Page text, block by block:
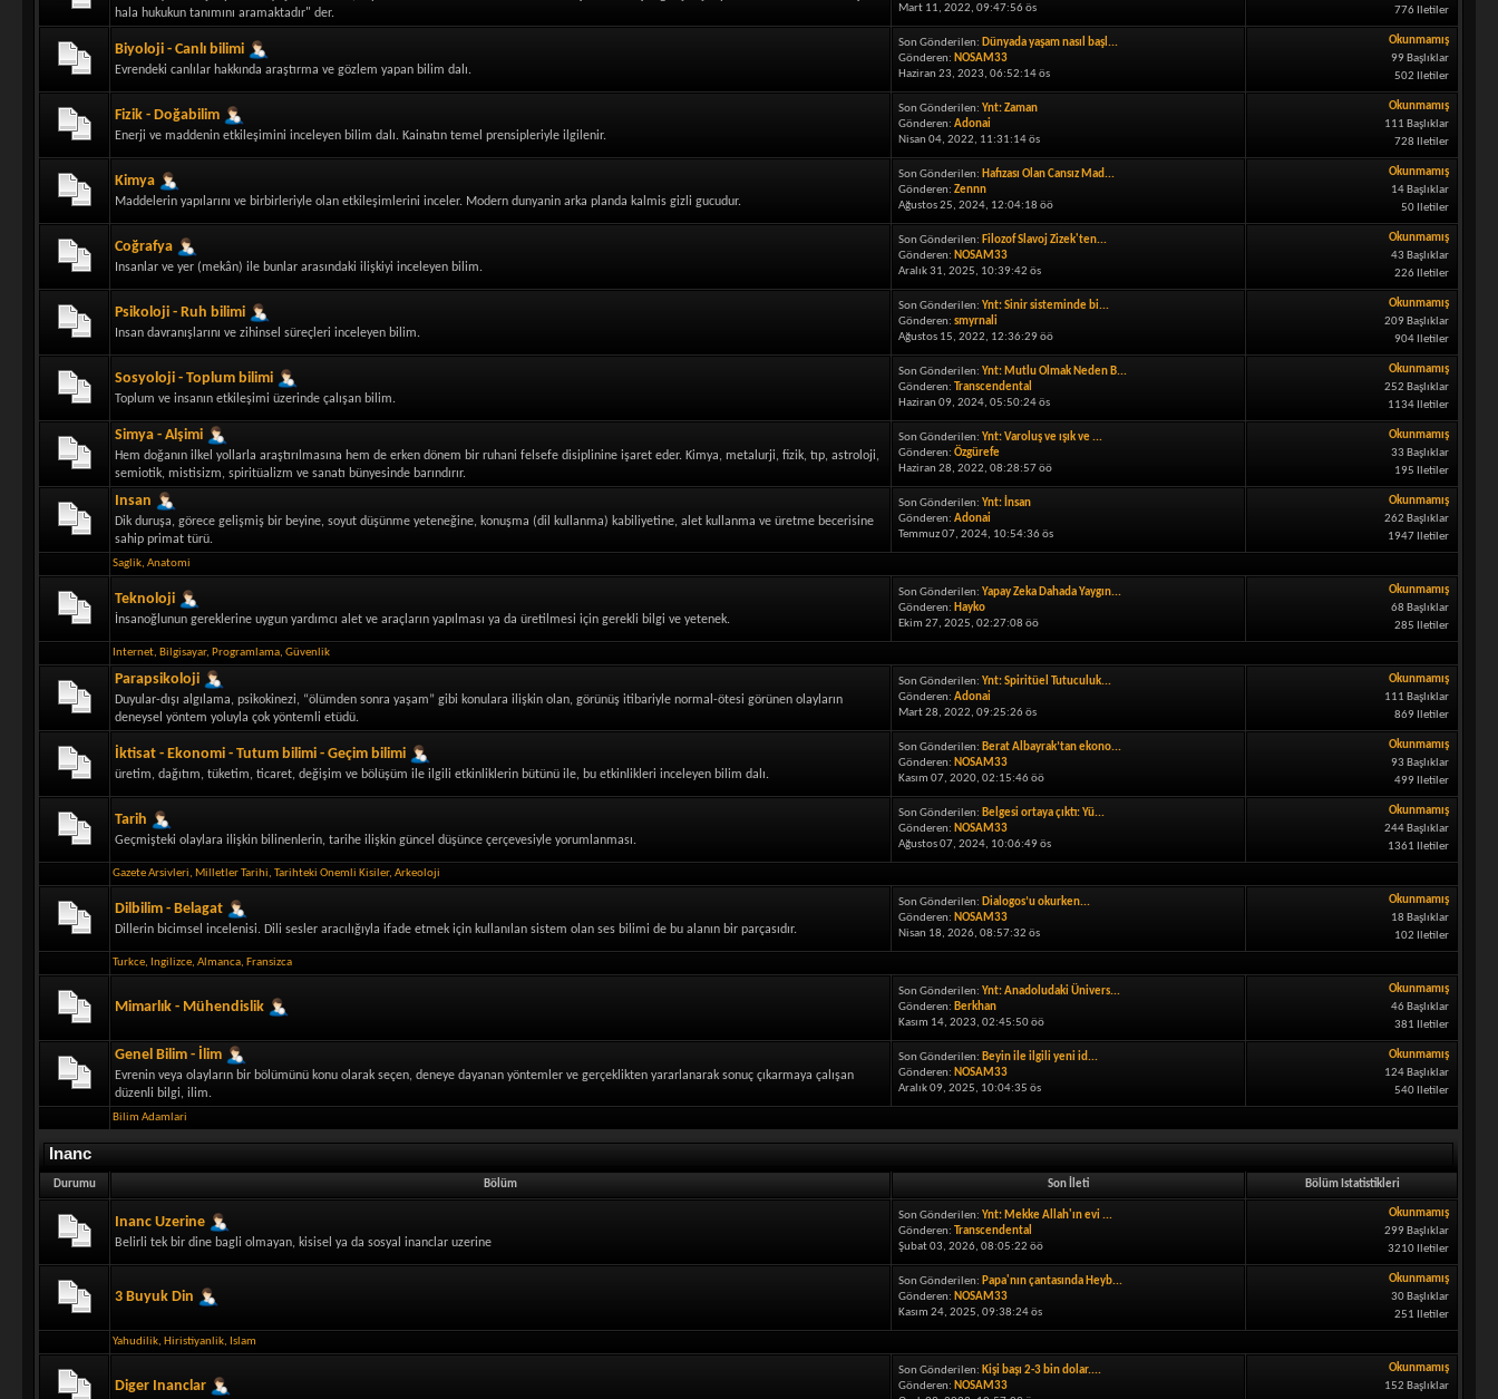
hala hukukun tanımını aramaktadır" der.
Mart 11, 2022, 09:47:56 ös
776 Iletiler
Biyoloji - Canlı bilimi
Evrendeki canlılar hakkında araştırma ve gözlem yapan bilim dalı.
Son Gönderilen: Dünyada yaşam nasıl başl...
Gönderen: NOSAM33
Haziran 23, 2023, 06:52:14 ös
Okunmamış
99 Başlıklar
502 Iletiler
Fizik - Doğabilim
Enerji ve maddenin etkileşimini inceleyen bilim dalı. Kainatın temel prensipleriyle ilgilenir.
Son Gönderilen: Ynt: Zaman
Gönderen: Adonai
Nisan 04, 2022, 11:31:14 ös
Okunmamış
111 Başlıklar
728 Iletiler
Kimya
Maddelerin yapılarını ve birbirleriyle olan etkileşimlerini inceler. Modern dunyanin arka planda kalmis gizli gucudur.
Son Gönderilen: Hafızası Olan Cansız Mad...
Gönderen: Zennn
Ağustos 25, 2024, 12:04:18 öö
Okunmamış
14 Başlıklar
50 Iletiler
Coğrafya
Insanlar ve yer (mekân) ile bunlar arasındaki ilişkiyi inceleyen bilim.
Son Gönderilen: Filozof Slavoj Zizek'ten...
Gönderen: NOSAM33
Aralık 31, 2025, 10:39:42 ös
Okunmamış
43 Başlıklar
226 Iletiler
Psikoloji - Ruh bilimi
Insan davranışlarını ve zihinsel süreçleri inceleyen bilim.
Son Gönderilen: Ynt: Sinir sisteminde bi...
Gönderen: smyrnali
Ağustos 15, 2022, 12:36:29 öö
Okunmamış
209 Başlıklar
904 Iletiler
Sosyoloji - Toplum bilimi
Toplum ve insanın etkileşimi üzerinde çalışan bilim.
Son Gönderilen: Ynt: Mutlu Olmak Neden B...
Gönderen: Transcendental
Haziran 09, 2024, 05:50:24 ös
Okunmamış
252 Başlıklar
1134 Iletiler
Simya - Alşimi
Hem doğanın ilkel yollarla araştırılmasına hem de erken dönem bir ruhani felsefe disiplinine işaret eder. Kimya, metalurji, fizik, tıp, astroloji,
semiotik, mistisizm, spiritüalizm ve sanatı bünyesinde barındırır.
Son Gönderilen: Ynt: Varoluş ve ışık ve ...
Gönderen: Özgürefe
Haziran 28, 2022, 08:28:57 öö
Okunmamış
33 Başlıklar
195 Iletiler
Insan
Dik duruşa, görece gelişmiş bir beyine, soyut düşünme yeteneğine, konuşma (dil kullanma) kabiliyetine, alet kullanma ve üretme becerisine
sahip primat türü.
Son Gönderilen: Ynt: İnsan
Gönderen: Adonai
Temmuz 07, 2024, 10:54:36 ös
Okunmamış
262 Başlıklar
1947 Iletiler
Saglik,Anatomi
Teknoloji
İnsanoğlunun gereklerine uygun yardımcı alet ve araçların yapılması ya da üretilmesi için gerekli bilgi ve yetenek.
Son Gönderilen: Yapay Zeka Dahada Yaygın...
Gönderen: Hayko
Ekim 27, 2025, 02:27:08 öö
Okunmamış
68 Başlıklar
285 Iletiler
Internet, Bilgisayar, Programlama,Güvenlik
Parapsikoloji
Duyular-dışı algılama, psikokinezi, “ölümden sonra yaşam” gibi konulara ilişkin olan, görünüş itibariyle normal-ötesi görünen olayların
deneysel yöntem yoluyla çok yöntemli etüdü.
Son Gönderilen: Ynt: Spiritüel Tutuculuk...
Gönderen: Adonai
Mart 28, 2022, 09:25:26 ös
Okunmamış
111 Başlıklar
869 Iletiler
İktisat - Ekonomi - Tutum bilimi - Geçim bilimi
üretim, dağıtım, tüketim, ticaret, değişim ve bölüşüm ile ilgili etkinliklerin bütünü ile, bu etkinlikleri inceleyen bilim dalı.
Son Gönderilen: Berat Albayrak’tan ekono...
Gönderen: NOSAM33
Kasım 07, 2020, 02:15:46 öö
Okunmamış
93 Başlıklar
499 Iletiler
Tarih
Geçmişteki olaylara ilişkin bilinenlerin, tarihe ilişkin güncel düşünce çerçevesiyle yorumlanması.
Son Gönderilen: Belgesi ortaya çıktı: Yü...
Gönderen: NOSAM33
Ağustos 07, 2024, 10:06:49 ös
Okunmamış
244 Başlıklar
1361 Iletiler
Gazete Arsivleri, Milletler Tarihi,Tarihteki Onemli Kisiler,Arkeoloji
Dilbilim - Belagat
Dillerin bicimsel incelenisi. Dili sesler aracılığıyla ifade etmek için kullanılan sistem olan ses bilimi de bu alanın bir parçasıdır.
Son Gönderilen: Dialogos’u okurken...
Gönderen: NOSAM33
Nisan 18, 2026, 08:57:32 ös
Okunmamış
18 Başlıklar
102 Iletiler
Turkce, Ingilizce,Almanca, Fransizca
Mimarlık - Mühendislik
Son Gönderilen: Ynt: Anadoludaki Ünivers...
Gönderen: Berkhan
Kasım 14, 2023, 02:45:50 öö
Okunmamış
46 Başlıklar
381 Iletiler
Genel Bilim - İlim
Evrenin veya olayların bir bölümünü konu olarak seçen, deneye dayanan yöntemler ve gerçeklikten yararlanarak sonuç çıkarmaya çalışan
düzenli bilgi, ilim.
Son Gönderilen: Beyin ile ilgili yeni id...
Gönderen: NOSAM33
Aralık 09, 2025, 10:04:35 ös
Okunmamış
124 Başlıklar
540 Iletiler
Bilim Adamlari
Inanc
Durumu Bölüm Son İleti Bölüm Istatistikleri
Inanc Uzerine
Belirli tek bir dine bagli olmayan, kisisel ya da sosyal inanclar uzerine
Son Gönderilen: Ynt: Mekke Allah'ın evi ...
Gönderen: Transcendental
Şubat 03, 2026, 08:05:22 öö
Okunmamış
299 Başlıklar
3210 Iletiler
3 Buyuk Din
Son Gönderilen: Papa'nın çantasında Heyb...
Gönderen: NOSAM33
Kasım 24, 2025, 09:38:24 ös
Okunmamış
30 Başlıklar
251 Iletiler
Yahudilik, Hiristiyanlik, Islam
Diger Inanclar
Son Gönderilen: Kişi başı 2-3 bin dolar....
Gönderen: NOSAM33
Okunmamış
152 Başlıklar